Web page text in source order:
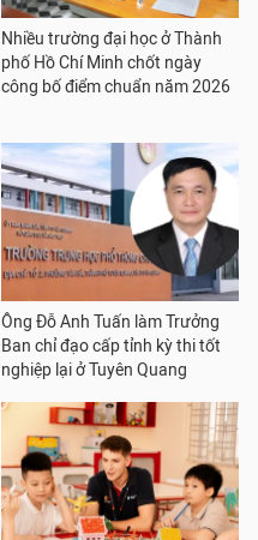
Nhiều trường đại học ở Thành
phố Hồ Chí Minh chốt ngày
công bố điểm chuẩn năm 2026
Ông Đỗ Anh Tuấn làm Trưởng
Ban chỉ đạo cấp tỉnh kỳ thi tốt
nghiệp lại ở Tuyên Quang